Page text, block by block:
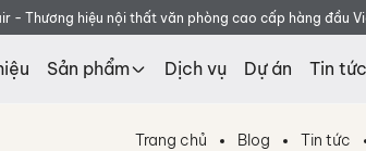
- Thương hiệu nội thất văn phòng cao cấp hàng đầu
Sản phẩm Dịch vụ Dự án Tin tức
Tìm
phẩm
Trang chủ Blog Tin tức